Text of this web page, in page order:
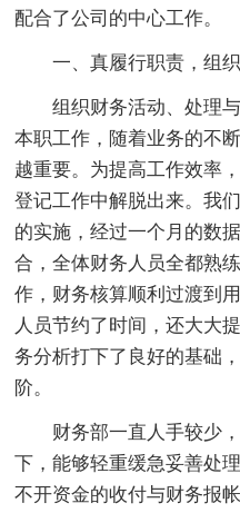
配合了公司的中心工作。
一、真履行职责，组
组织财务活动、处理
本职工作，随着业务的不
越重要。为提高工作效率
登记工作中解脱出来。我
的实施，经过一个月的数
合，全体财务人员全都熟
作，财务核算顺利过渡到
人员节约了时间，还大大
务分析打下了良好的基础
阶。
财务部一直人手较少
下，能够轻重缓急妥善处
不开资金的收付与财务报